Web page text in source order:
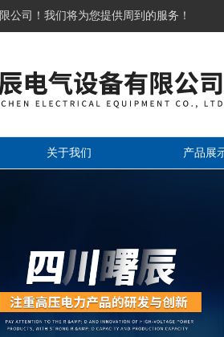
公司！我们将为您提供周到的服务！
关于我们 产品展